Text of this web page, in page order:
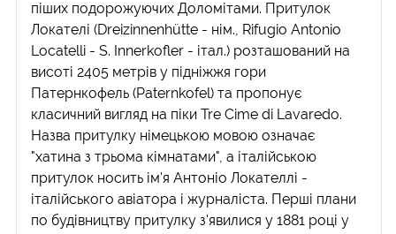
піших подорожуючих Доломітами. Притулок
Локателі (Dreizinnenhütte - нім., Rifugio Antonio
Locatelli - S. Innerkofler - італ.) розташований на
висоті 2405 метрів у підніжжя гори
Патернкофель (Paternkofel) та пропонує
класичний вигляд на піки Tre Cime di Lavaredo.
Назва притулку німецькою мовою означає
"хатина з трьома кімнатами", а італійською
притулок носить ім'я Антоніо Локателлі -
італійського авіатора і журналіста. Перші плани
по будівництву притулку з'явилися у 1881 році у